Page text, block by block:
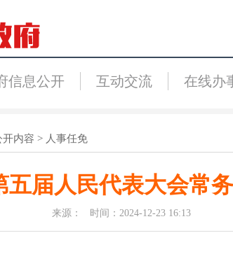
信息公开 互动交流 在线办
开内容 > 人事任免
五届人民代表大会常
来源： 时间：2024-12-23 16:13